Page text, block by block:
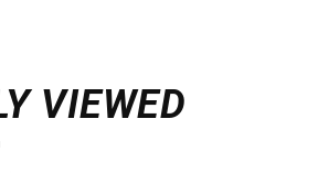
VIEWED